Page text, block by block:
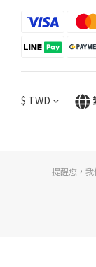
$ TWD
提醒您，